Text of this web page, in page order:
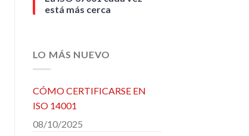
está más cerca
LO MÁS NUEVO
CÓMO CERTIFICARSE EN
ISO 14001
08/10/2025